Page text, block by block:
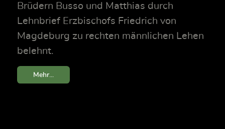
Brüdern Busso und Matthias durch
Lehnbrief Erzbischofs Friedrich von
Magdeburg zu rechten männlichen Lehen
belehnt.
Mehr...